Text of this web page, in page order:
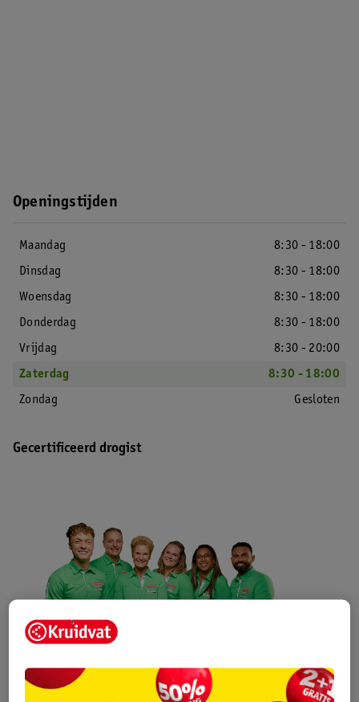
Openingstijden
Maandag
8:30 - 18:00
Dinsdag
8:30 - 18:00
Woensdag
8:30 - 18:00
Donderdag
8:30 - 18:00
Vrijdag
8:30 - 20:00
Zaterdag
8:30 - 18:00
Zondag
Gesloten
Gecertificeerd drogist